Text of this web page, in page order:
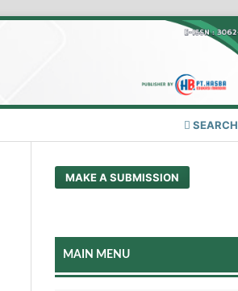
SEARCH
MAKE A SUBMISSION
MAIN MENU